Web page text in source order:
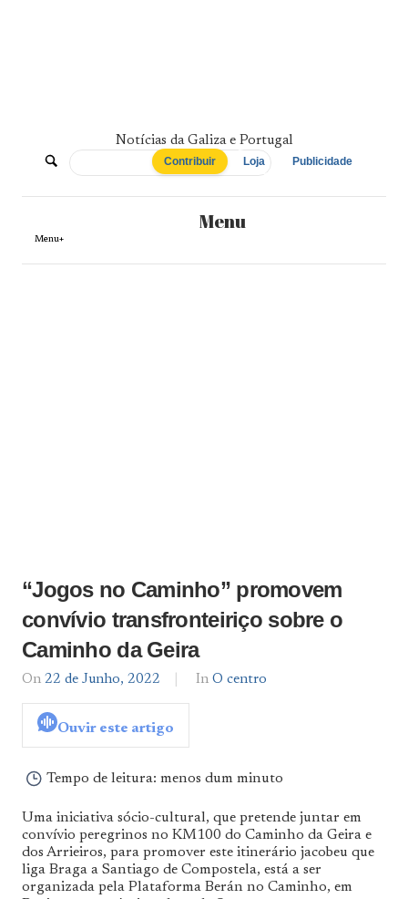
De
Norte
a
Notícias da Galiza e Portugal
Contribuir Loja Publicidade
Menu
Menu+
“Jogos no Caminho” promovem
convívio transfronteiriço sobre o
Caminho da Geira
On 22 de Junho, 2022
By
In O centro
Ouvir este artigo
Tempo de leitura: menos dum minuto
Uma iniciativa sócio-cultural, que pretende juntar em
convívio peregrinos no KM100 do Caminho da Geira e
dos Arrieiros, para promover este itinerário jacobeu que
liga Braga a Santiago de Compostela, está a ser
organizada pela Plataforma Berán no Caminho, em